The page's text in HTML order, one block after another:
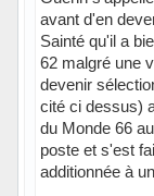
avant d'en
Sainté qu'il a
62 malgré une
devenir
cité ci dessus)
du Monde 66
poste et s'est
additionnée à